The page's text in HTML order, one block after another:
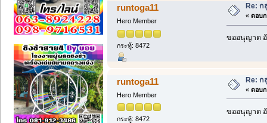
runtoga11
Hero Member
กระทู้: 8472
Re: ก
« ตอบก
ขออนุญาต
runtoga11
Hero Member
กระทู้: 8472
Re: ก
« ตอบก
ขออนุญาต